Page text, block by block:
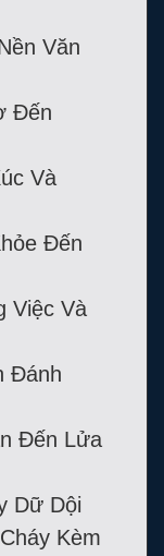
Văn
Đến
Và
Đến
Việc Và
Đánh
Đến Lửa
Dữ Dội
Kèm